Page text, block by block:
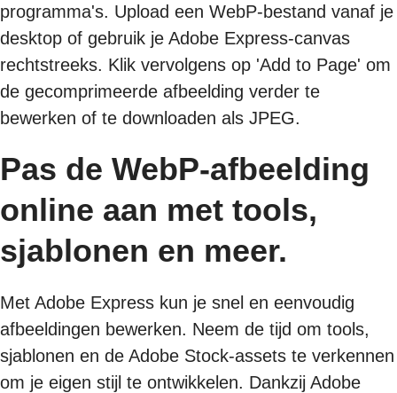
programma's. Upload een WebP-bestand vanaf je
desktop of gebruik je Adobe Express-canvas
rechtstreeks. Klik vervolgens op 'Add to Page' om
de gecomprimeerde afbeelding verder te
bewerken of te downloaden als JPEG.
Pas de WebP-afbeelding
online aan met tools,
sjablonen en meer.
Met Adobe Express kun je snel en eenvoudig
afbeeldingen bewerken. Neem de tijd om tools,
sjablonen en de Adobe Stock-assets te verkennen
om je eigen stijl te ontwikkelen. Dankzij Adobe